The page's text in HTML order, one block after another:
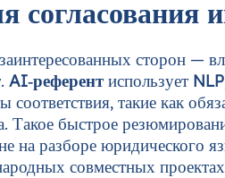
сторон —
AI‑референт использует NLP
такие как
Такое быстрое
на разборе юридического
совместных